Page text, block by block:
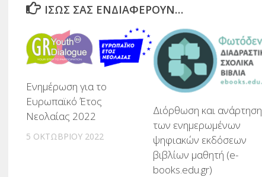
ΊΣΩΣ ΣΑΣ ΕΝΔΙΑΦΈΡΟΥΝ…
Ενημέρωση για το
Ευρωπαϊκό Έτος
Νεολαίας 2022
5 ΟΚΤΩΒΡΊΟΥ 2022
Διόρθωση και ανάρτηση
των ενημερωμένων
ψηφιακών εκδόσεων
βιβλίων μαθητή (e-
books.edu.gr)